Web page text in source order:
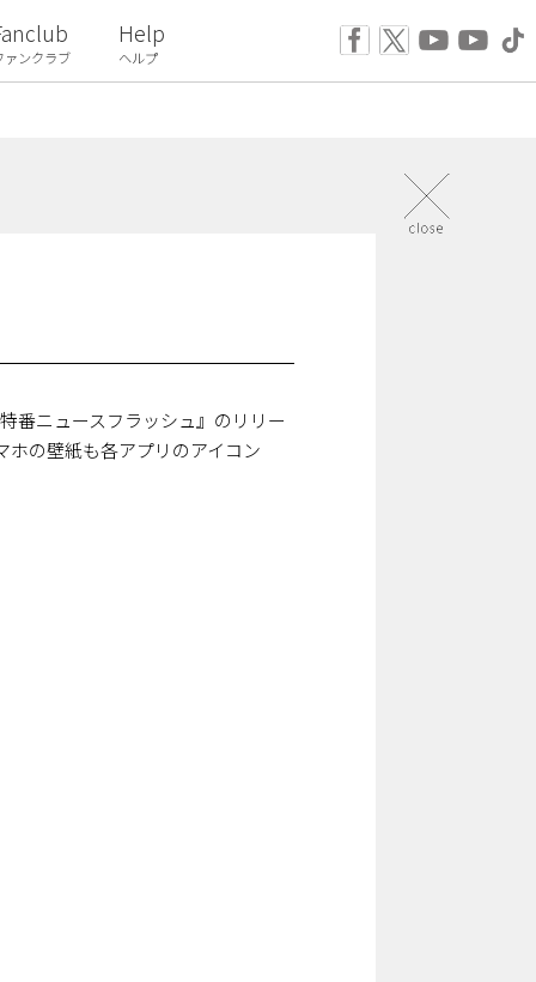
ァンクラブ
Help
ヘルプ
番ニュースフラッシュ』のリリー
の壁紙も各アプリのアイコン